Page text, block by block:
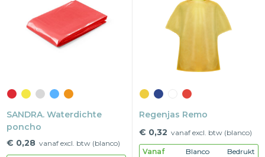
SANDRA. Waterdichte
poncho
€ 0,28 vanaf excl. btw (blanco)
Regenjas Remo
€ 0,32 vanaf excl. btw (blanco)
Vanaf
Blanco
Bedrukt